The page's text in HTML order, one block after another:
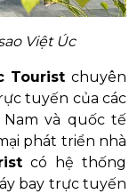
Việt Úc
Tourist chuyên
tuyến của các
và quốc tế
phát triển nhà
có hệ thống
bay trực tuyến